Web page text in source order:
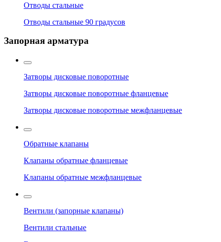
Отводы стальные
Отводы стальные 90 градусов
Запорная арматура
Затворы дисковые поворотные
Затворы дисковые поворотные фланцевые
Затворы дисковые поворотные межфланцевые
Обратные клапаны
Клапаны обратные фланцевые
Клапаны обратные межфланцевые
Вентили (запорные клапаны)
Вентили стальные